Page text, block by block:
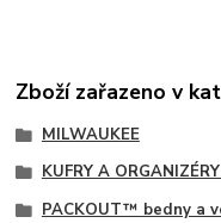
Zboží zařazeno v
MILWAUKEE
KUFRY A
PACKOUT™ bedny a